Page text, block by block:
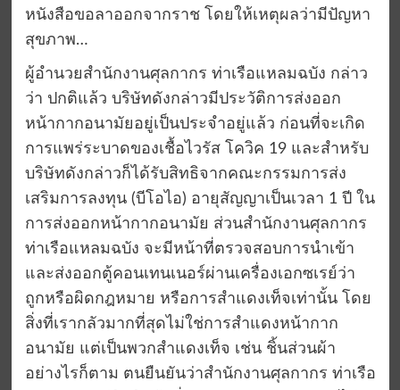
หนังสือขอลาออกจากราช โดยให้เหตุผลว่ามีปัญหา
สุขภาพ…
ผู้อำนวยสำนักงานศุลกากร ท่าเรือแหลมฉบัง กล่าว
ว่า ปกติแล้ว บริษัทดังกล่าวมีประวัติการส่งออก
หน้ากากอนามัยอยู่เป็นประจำอยู่แล้ว ก่อนที่จะเกิด
การแพร่ระบาดของเชื้อไวรัส โควิค 19 และสำหรับ
บริษัทดังกล่าวก็ได้รับสิทธิจากคณะกรรมการส่ง
เสริมการลงทุน (บีโอไอ) อายุสัญญาเป็นเวลา 1 ปี ใน
การส่งออกหน้ากากอนามัย ส่วนสำนักงานศุลกากร
ท่าเรือแหลมฉบัง จะมีหน้าที่ตรวจสอบการนำเข้า
และส่งออกตู้คอนเทนเนอร์ผ่านเครื่องเอกซเรย์ว่า
ถูกหรือผิดกฎหมาย หรือการสำแดงเท็จเท่านั้น โดย
สิ่งที่เรากลัวมากที่สุดไม่ใช่การสำแดงหน้ากาก
อนามัย แต่เป็นพวกสำแดงเท็จ เช่น ชิ้นส่วนผ้า
อย่างไรก็ตาม ตนยืนยันว่าสำนักงานศุลกากร ท่าเรือ